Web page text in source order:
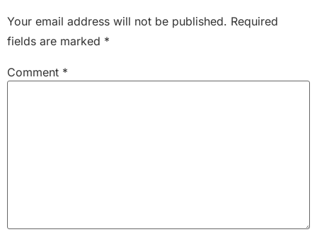
Your email address will not be published. Required
fields are marked *
Comment *